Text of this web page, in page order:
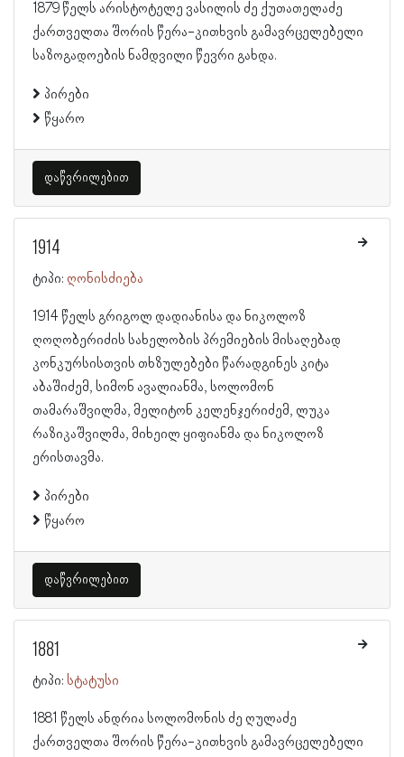
1879 წელს არისტოტელე ვასილის ძე ქუთათელაძე
ქართველთა შორის წერა-კითხვის გამავრცელებელი
საზოგადოების ნამდვილი წევრი გახდა.
პირები
წყარო
დაწვრილებით
1914
ტიპი: ღონისძიება
1914 წელს გრიგოლ დადიანისა და ნიკოლოზ
ღოღობერიძის სახელობის პრემიების მისაღებად
კონკურსისთვის თხზულებები წარადგინეს კიტა
აბაშიძემ, სიმონ ავალიანმა, სოლომონ
თამარაშვილმა, მელიტონ კელენჯერიძემ, ლუკა
რაზიკაშვილმა, მიხეილ ყიფიანმა და ნიკოლოზ
ერისთავმა.
პირები
წყარო
დაწვრილებით
1881
ტიპი: სტატუსი
1881 წელს ანდრია სოლომონის ძე ღულაძე
ქართველთა შორის წერა-კითხვის გამავრცელებელი